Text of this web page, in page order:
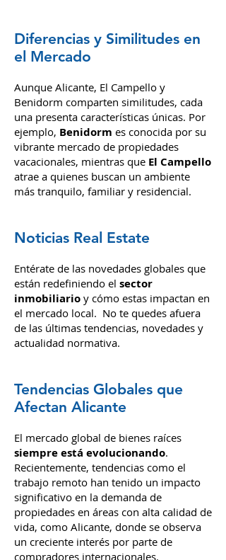
Diferencias y Similitudes en
el Mercado
Aunque Alicante, El Campello y
Benidorm comparten similitudes, cada
una presenta características únicas. Por
ejemplo, Benidorm es conocida por su
vibrante mercado de propiedades
vacacionales, mientras que El Campello
atrae a quienes buscan un ambiente
más tranquilo, familiar y residencial.
Noticias Real Estate
Entérate de las novedades globales que
están redefiniendo el sector
inmobiliario y cómo estas impactan en
el mercado local. No te quedes afuera
de las últimas tendencias, novedades y
actualidad normativa.
Tendencias Globales que
Afectan Alicante
El mercado global de bienes raíces
siempre está evolucionando.
Recientemente, tendencias como el
trabajo remoto han tenido un impacto
significativo en la demanda de
propiedades en áreas con alta calidad de
vida, como Alicante, donde se observa
un creciente interés por parte de
compradores internacionales.